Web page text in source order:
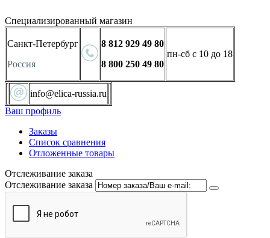
Специализированный магазин
Санкт-Петербург
Россия
8 812 929 49 80
8 800 250 49 80
пн-сб с 10 до 18
info@elica-russia.ru
Ваш профиль
Заказы
Список сравнения
Отложенные товары
Отслеживание заказа
Отслеживание заказа